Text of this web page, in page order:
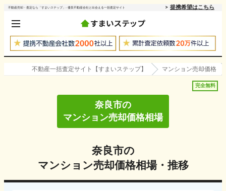
不動産売却・査定なら「すまいステップ」- 優良不動産会社と出会える一括査定サイト 提携希望はこちら
不動産一括査定サイト【すまいステップ】 マンション売却価格
完全無料
奈良市の
マンション売却価格相場
奈良市の
マンション売却価格相場・推移